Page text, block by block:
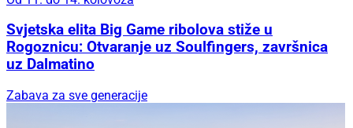
Svjetska elita Big Game ribolova stiže u
Rogoznicu: Otvaranje uz Soulfingers, završnica
uz Dalmatino
Zabava za sve generacije